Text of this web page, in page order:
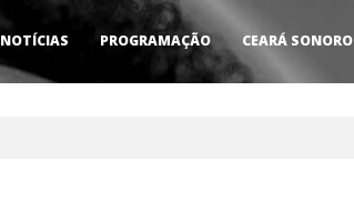
NOTÍCIAS PROGRAMAÇÃO CEARÁ SONORO